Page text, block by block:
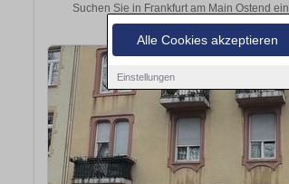
Alle Cookies akzeptieren
Einstellungen
Suchen Sie in Frankfurt am Main Ostend
Kapitalanlage oder zur